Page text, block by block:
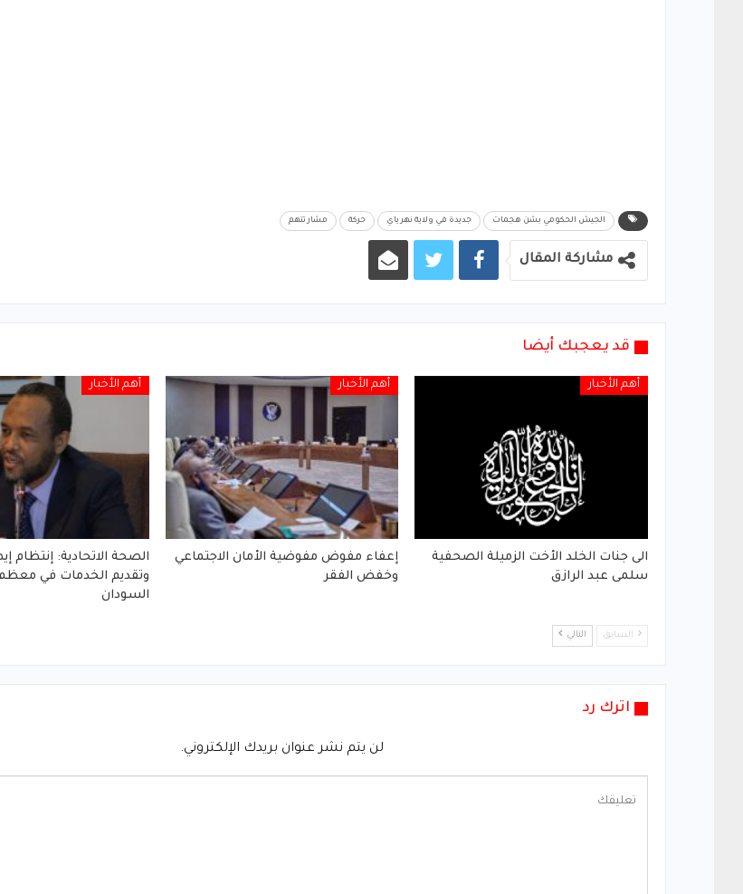
الجيش الحكومي بشن هجمات جديدة في ولاية نهر ياي حركة مشار تتهم
مشاركة المقال
قد يعجبك أيضا
أهم الأخبار
الى جنات الخلد الأخت الزميلة الصحفية
سلمى عبد الرازق
أهم الأخبار
إعفاء مفوض مفوضية الأمان الاجتماعي
وخفض الفقر
أهم الأخبار
الصحة الاتحادية: إنتظام
وتقديم الخدمات في معظم
السودان
السابق التالي
اترك رد
لن يتم نشر عنوان بريدك الإلكتروني.